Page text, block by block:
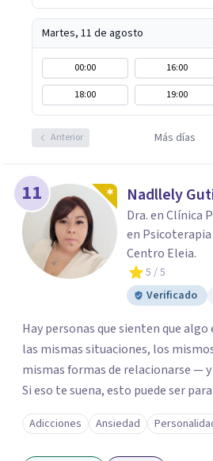
Martes, 11 de agosto
00:00 16:00
18:00
19:00
Anterior Más días
11 Nadllely
Dra. en Clínica
en
Centro Eleia.
5 / 5
Verificado
Hay personas que sienten que
las mismas situaciones, los
mismas formas de relacionarse —
Si eso te suena, esto puede ser
Adicciones Ansiedad